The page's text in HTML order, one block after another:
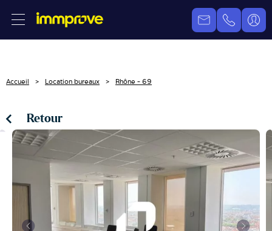
Accueil Location bureaux Rhône - 69
Retour